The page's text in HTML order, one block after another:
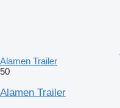
Alamen Trailer
50
Alamen Trailer